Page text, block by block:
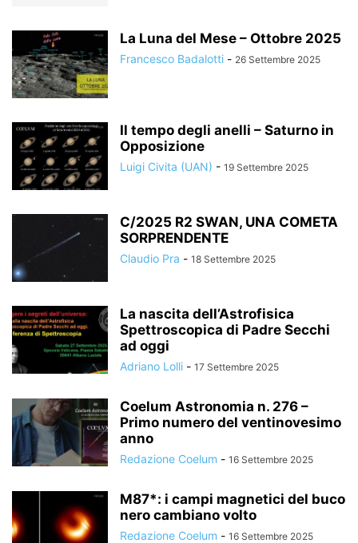
La Luna del Mese – Ottobre 2025
Francesco Badalotti - 26 Settembre 2025
Il tempo degli anelli – Saturno in
Opposizione
Luigi Civita (UAN) - 19 Settembre 2025
C/2025 R2 SWAN, UNA COMETA
SORPRENDENTE
Claudio Pra - 18 Settembre 2025
La nascita dell’Astrofisica
Spettroscopica di Padre Secchi
ad oggi
Adriano Lolli - 17 Settembre 2025
Coelum Astronomia n. 276 –
Primo numero del ventinovesimo
anno
Redazione Coelum - 16 Settembre 2025
M87*: i campi magnetici del buco
nero cambiano volto
Redazione Coelum - 16 Settembre 2025